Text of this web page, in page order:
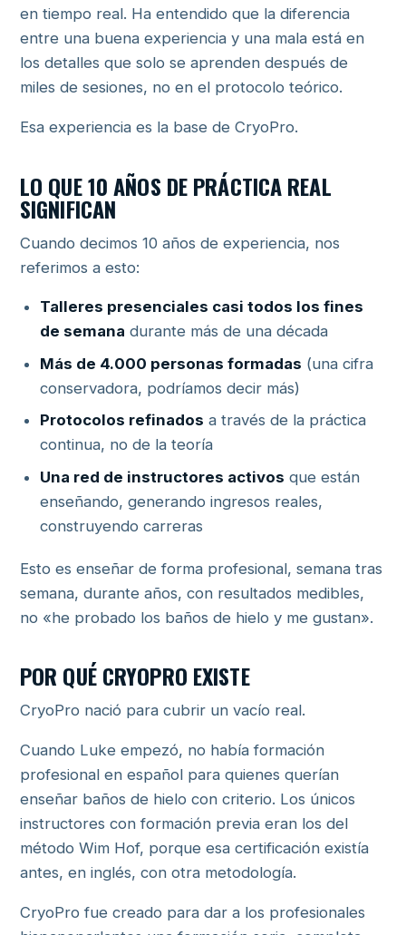
en tiempo real. Ha entendido que la diferencia
entre una buena experiencia y una mala está en
los detalles que solo se aprenden después de
miles de sesiones, no en el protocolo teórico.
Esa experiencia es la base de CryoPro.
LO QUE 10 AÑOS DE PRÁCTICA REAL
SIGNIFICAN
Cuando decimos 10 años de experiencia, nos
referimos a esto:
Talleres presenciales casi todos los fines
de semana durante más de una década
Más de 4.000 personas formadas (una cifra
conservadora, podríamos decir más)
Protocolos refinados a través de la práctica
continua, no de la teoría
Una red de instructores activos que están
enseñando, generando ingresos reales,
construyendo carreras
Esto es enseñar de forma profesional, semana tras
semana, durante años, con resultados medibles,
no «he probado los baños de hielo y me gustan».
POR QUÉ CRYOPRO EXISTE
CryoPro nació para cubrir un vacío real.
Cuando Luke empezó, no había formación
profesional en español para quienes querían
enseñar baños de hielo con criterio. Los únicos
instructores con formación previa eran los del
método Wim Hof, porque esa certificación existía
antes, en inglés, con otra metodología.
CryoPro fue creado para dar a los profesionales